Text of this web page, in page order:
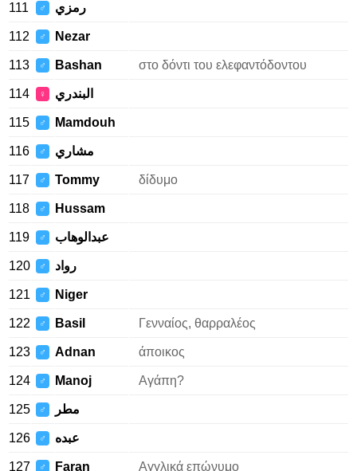
111 ♂ رمزي
112 ♂ Nezar
113 ♂ Bashan στο δόντι του ελεφαντόδοντου
114 ♀ البندري
115 ♂ Mamdouh
116 ♂ مشاري
117 ♂ Tommy δίδυμο
118 ♂ Hussam
119 ♂ عبدالوهاب
120 ♂ رواد
121 ♂ Niger
122 ♂ Basil Γενναίος, θαρραλέος
123 ♂ Adnan άποικος
124 ♂ Manoj Αγάπη?
125 ♂ مطر
126 ♂ عبده
127 ♂ Faran Αγγλικά επώνυμο